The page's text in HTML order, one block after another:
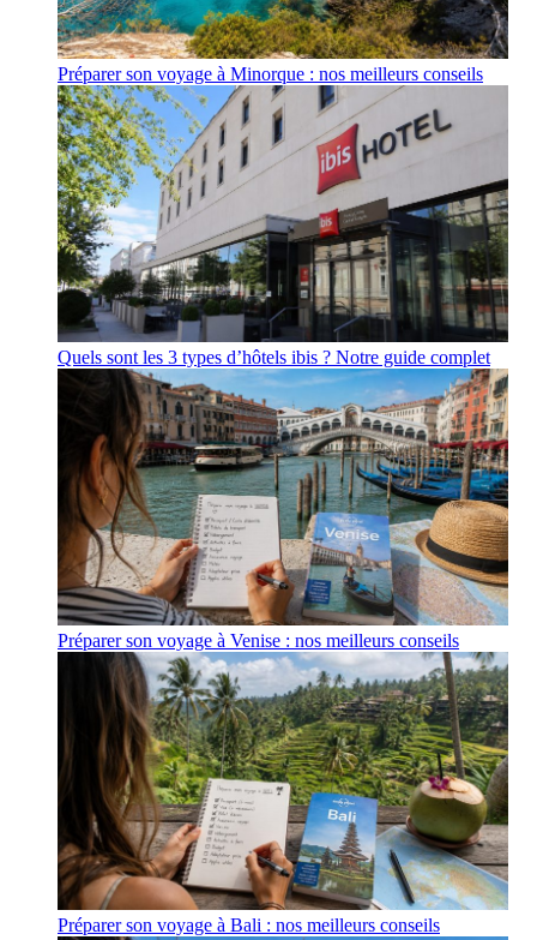
Préparer son voyage à Minorque : nos meilleurs conseils
Quels sont les 3 types d’hôtels ibis ? Notre guide complet
Préparer son voyage à Venise : nos meilleurs conseils
Préparer son voyage à Bali : nos meilleurs conseils